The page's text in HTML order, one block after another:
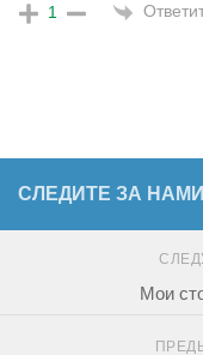
1
СЛЕДИТЕ ЗА
Мои